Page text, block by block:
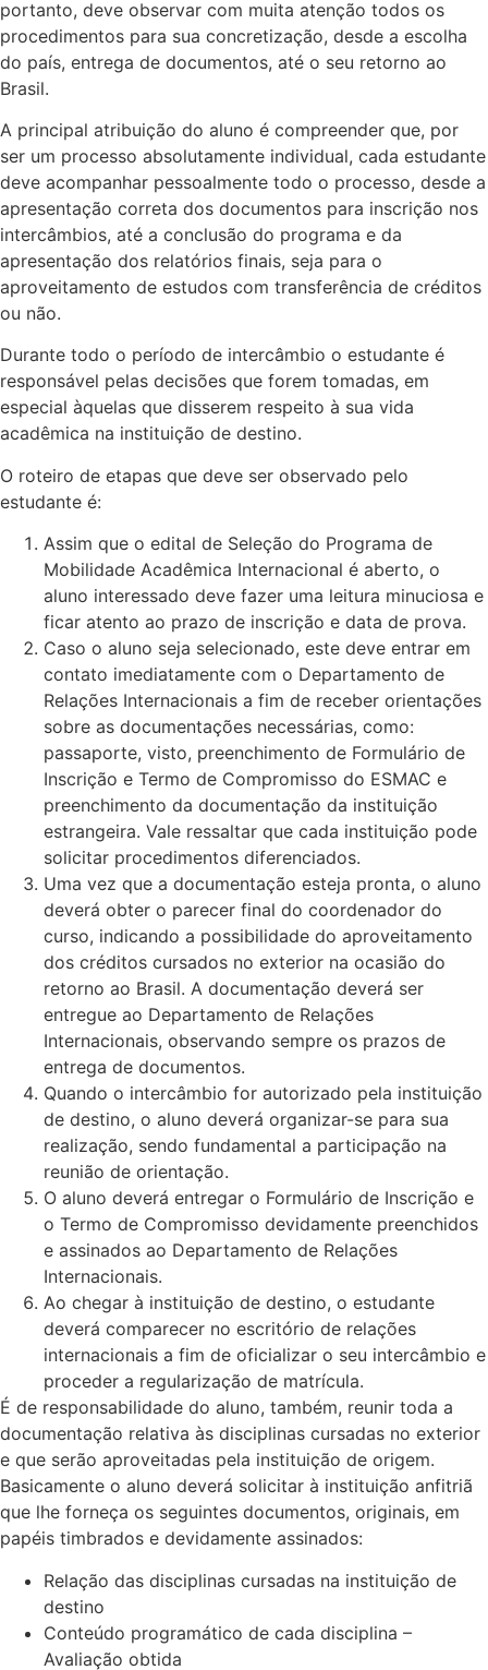
portanto, deve observar com muita atenção todos os
procedimentos para sua concretização, desde a escolha
do país, entrega de documentos, até o seu retorno ao
Brasil.
A principal atribuição do aluno é compreender que, por
ser um processo absolutamente individual, cada estudante
deve acompanhar pessoalmente todo o processo, desde a
apresentação correta dos documentos para inscrição nos
intercâmbios, até a conclusão do programa e da
apresentação dos relatórios finais, seja para o
aproveitamento de estudos com transferência de créditos
ou não.
Durante todo o período de intercâmbio o estudante é
responsável pelas decisões que forem tomadas, em
especial àquelas que disserem respeito à sua vida
acadêmica na instituição de destino.
O roteiro de etapas que deve ser observado pelo
estudante é:
Assim que o edital de Seleção do Programa de
Mobilidade Acadêmica Internacional é aberto, o
aluno interessado deve fazer uma leitura minuciosa e
ficar atento ao prazo de inscrição e data de prova.
Caso o aluno seja selecionado, este deve entrar em
contato imediatamente com o Departamento de
Relações Internacionais a fim de receber orientações
sobre as documentações necessárias, como:
passaporte, visto, preenchimento de Formulário de
Inscrição e Termo de Compromisso do ESMAC e
preenchimento da documentação da instituição
estrangeira. Vale ressaltar que cada instituição pode
solicitar procedimentos diferenciados.
Uma vez que a documentação esteja pronta, o aluno
deverá obter o parecer final do coordenador do
curso, indicando a possibilidade do aproveitamento
dos créditos cursados no exterior na ocasião do
retorno ao Brasil. A documentação deverá ser
entregue ao Departamento de Relações
Internacionais, observando sempre os prazos de
entrega de documentos.
Quando o intercâmbio for autorizado pela instituição
de destino, o aluno deverá organizar-se para sua
realização, sendo fundamental a participação na
reunião de orientação.
O aluno deverá entregar o Formulário de Inscrição e
o Termo de Compromisso devidamente preenchidos
e assinados ao Departamento de Relações
Internacionais.
Ao chegar à instituição de destino, o estudante
deverá comparecer no escritório de relações
internacionais a fim de oficializar o seu intercâmbio e
proceder a regularização de matrícula.
É de responsabilidade do aluno, também, reunir toda a
documentação relativa às disciplinas cursadas no exterior
e que serão aproveitadas pela instituição de origem.
Basicamente o aluno deverá solicitar à instituição anfitriã
que lhe forneça os seguintes documentos, originais, em
papéis timbrados e devidamente assinados:
Relação das disciplinas cursadas na instituição de
destino
Conteúdo programático de cada disciplina –
Avaliação obtida